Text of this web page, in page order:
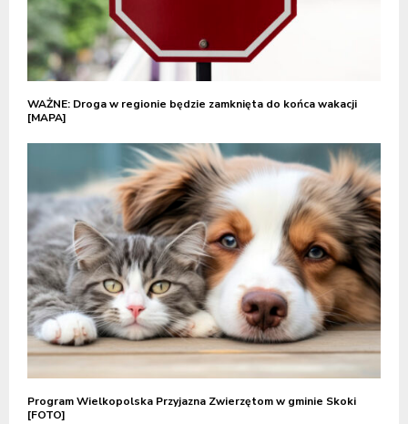
WAŻNE: Droga w regionie będzie zamknięta do końca wakacji
[MAPA]
Program Wielkopolska Przyjazna Zwierzętom w gminie Skoki
[FOTO]